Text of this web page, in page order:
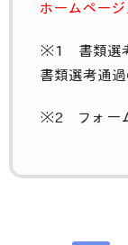
ホームペー
※1 書類選考
書類選考通
※2 フォーム